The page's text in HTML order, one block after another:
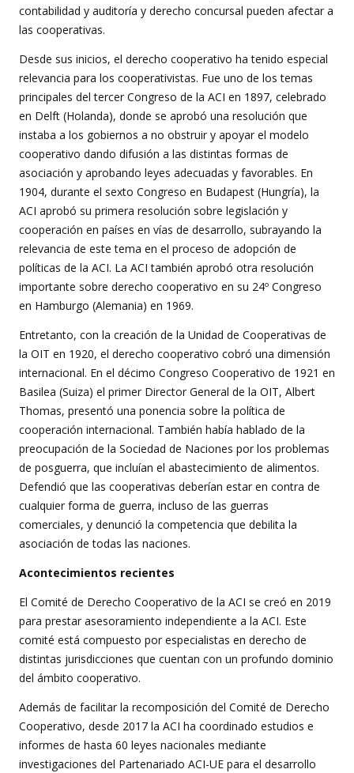
contabilidad y auditoría y derecho concursal pueden afectar a
las cooperativas.
Desde sus inicios, el derecho cooperativo ha tenido especial
relevancia para los cooperativistas. Fue uno de los temas
principales del tercer Congreso de la ACI en 1897, celebrado
en Delft (Holanda), donde se aprobó una resolución que
instaba a los gobiernos a no obstruir y apoyar el modelo
cooperativo dando difusión a las distintas formas de
asociación y aprobando leyes adecuadas y favorables. En
1904, durante el sexto Congreso en Budapest (Hungría), la
ACI aprobó su primera resolución sobre legislación y
cooperación en países en vías de desarrollo, subrayando la
relevancia de este tema en el proceso de adopción de
políticas de la ACI. La ACI también aprobó otra resolución
importante sobre derecho cooperativo en su 24º Congreso
en Hamburgo (Alemania) en 1969.
Entretanto, con la creación de la Unidad de Cooperativas de
la OIT en 1920, el derecho cooperativo cobró una dimensión
internacional. En el décimo Congreso Cooperativo de 1921 en
Basilea (Suiza) el primer Director General de la OIT, Albert
Thomas, presentó una ponencia sobre la política de
cooperación internacional. También había hablado de la
preocupación de la Sociedad de Naciones por los problemas
de posguerra, que incluían el abastecimiento de alimentos.
Defendió que las cooperativas deberían estar en contra de
cualquier forma de guerra, incluso de las guerras
comerciales, y denunció la competencia que debilita la
asociación de todas las naciones.
Acontecimientos recientes
El Comité de Derecho Cooperativo de la ACI se creó en 2019
para prestar asesoramiento independiente a la ACI. Este
comité está compuesto por especialistas en derecho de
distintas jurisdicciones que cuentan con un profundo dominio
del ámbito cooperativo.
Además de facilitar la recomposición del Comité de Derecho
Cooperativo, desde 2017 la ACI ha coordinado estudios e
informes de hasta 60 leyes nacionales mediante
investigaciones del Partenariado ACI-UE para el desarrollo